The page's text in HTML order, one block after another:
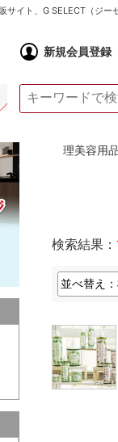
イト、G SELECT（ジ
新規会員登録
理美容用
検索結果：